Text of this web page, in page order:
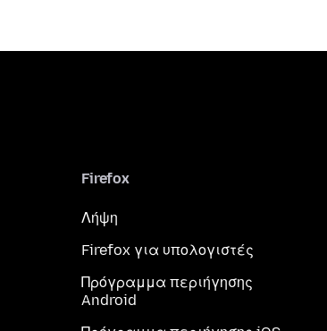
Firefox
Λήψη
Firefox για υπολογιστές
Πρόγραμμα περιήγησης
Android